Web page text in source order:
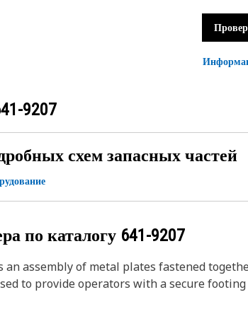
9207
схем запасных частей
по каталогу 641-9207
an assembly of metal plates fastened
to provide operators with a secure